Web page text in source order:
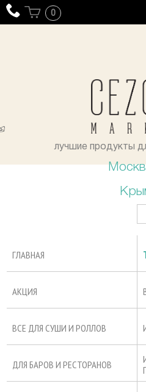
0
лучшие продукты
ГЛАВНАЯ
АКЦИЯ
ВСЕ ДЛЯ СУШИ И РОЛЛОВ
ДЛЯ БАРОВ И РЕСТОРАНОВ